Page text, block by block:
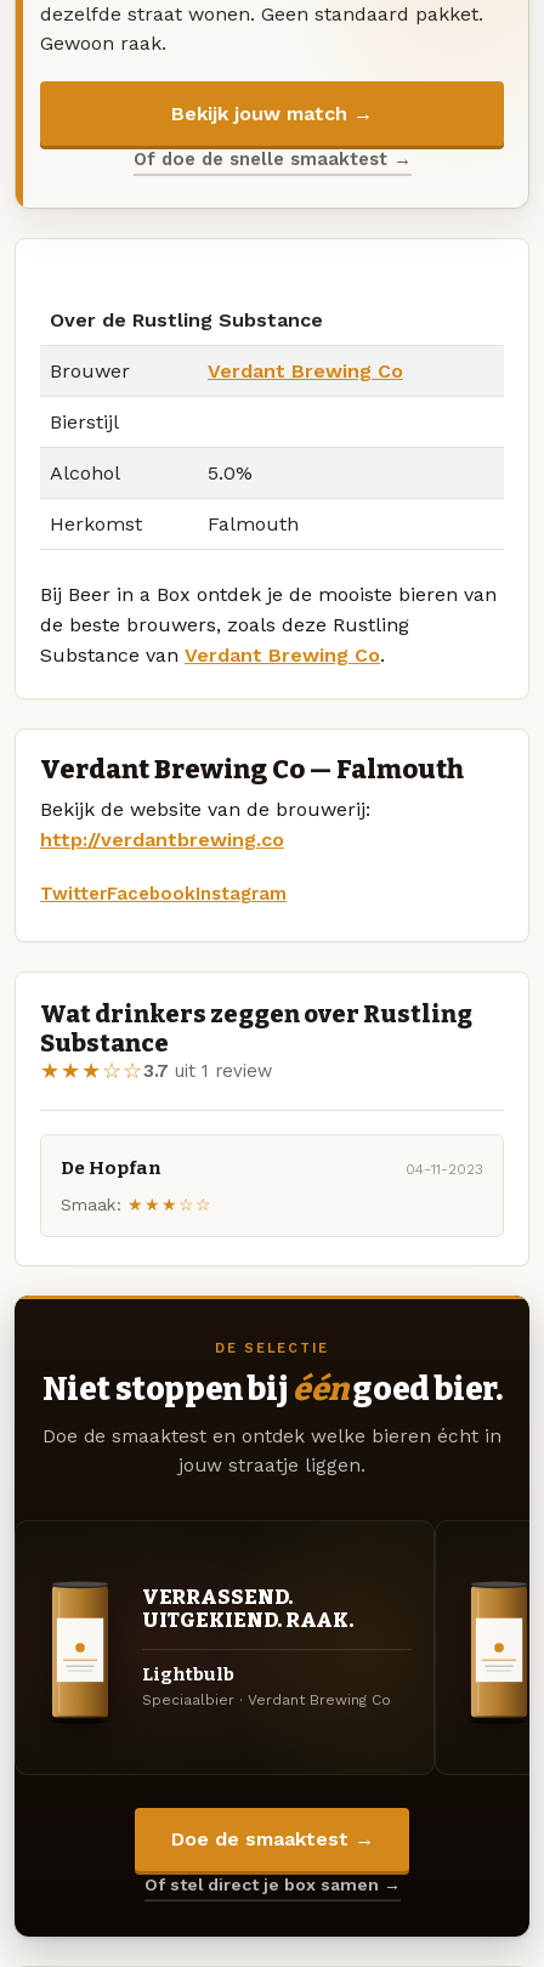
dezelfde straat wonen. Geen standaard pakket.
Gewoon raak.
Bekijk jouw match →
Of doe de snelle smaaktest →
Over de Rustling Substance
Brouwer Verdant Brewing Co
Bierstijl
Alcohol 5.0%
Herkomst Falmouth
Bij Beer in a Box ontdek je de mooiste bieren van
de beste brouwers, zoals deze Rustling
Substance van Verdant Brewing Co.
Verdant Brewing Co — Falmouth
Bekijk de website van de brouwerij:
http://verdantbrewing.co
TwitterFacebookInstagram
Wat drinkers zeggen over Rustling
Substance
★★★☆☆3.7 uit 1 review
De Hopfan 04-11-2023
Smaak: ★★★☆☆
DE SELECTIE
Niet stoppen bij ééngoed bier.
Doe de smaaktest en ontdek welke bieren écht in
jouw straatje liggen.
VERRASSEND.
UITGEKIEND. RAAK.
Lightbulb
Speciaalbier · Verdant Brewing Co
Doe de smaaktest →
Of stel direct je box samen →